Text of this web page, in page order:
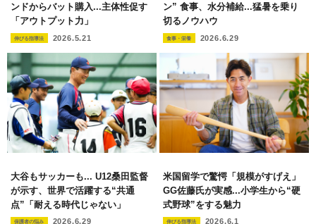
ンドからバット購入...主体性促す
「アウトプット力」
伸びる指導法 2026.5.21
ン” 食事、水分補給...猛暑を乗り
切るノウハウ
食事・栄養 2026.6.29
大谷もサッカーも... U12桑田監督
が示す、世界で活躍する“共通
点”「耐える時代じゃない」
保護者の悩み 2026.6.29
米国留学で驚愕「規模がすげえ」
GG佐藤氏が実感...小学生から“硬
式野球”をする魅力
伸びる指導法 2026.6.1